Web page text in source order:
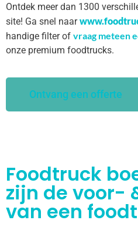
Ontdek meer dan 1300
site! Ga snel naar
handige filter of vraag meteen
onze premium foodtrucks.
Ontvang een offerte
Foodtruck
zijn de voor-
van een